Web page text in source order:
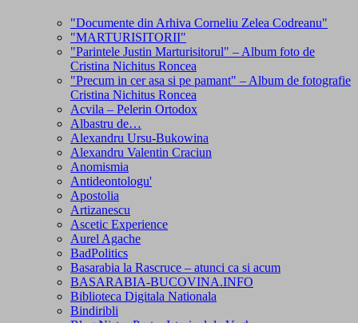
"Documente din Arhiva Corneliu Zelea Codreanu"
"MARTURISITORII"
"Parintele Justin Marturisitorul" – Album foto de
Cristina Nichitus Roncea
"Precum in cer asa si pe pamant" – Album de fotografie
Cristina Nichitus Roncea
Acvila – Pelerin Ortodox
Albastru de…
Alexandru Ursu-Bukowina
Alexandru Valentin Craciun
Anomismia
Antideontologu'
Apostolia
Artizanescu
Ascetic Experience
Aurel Agache
BadPolitics
Basarabia la Rascruce – atunci ca si acum
BASARABIA-BUCOVINA.INFO
Biblioteca Digitala Nationala
Bindiribli